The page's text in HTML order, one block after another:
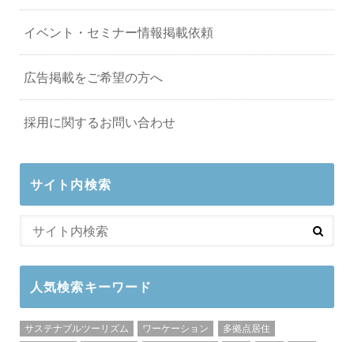
イベント・セミナー情報掲載依頼
広告掲載をご希望の方へ
採用に関するお問い合わせ
サイト内検索
人気検索キーワード
サステナブルツーリズム ワーケーション
多拠点居住